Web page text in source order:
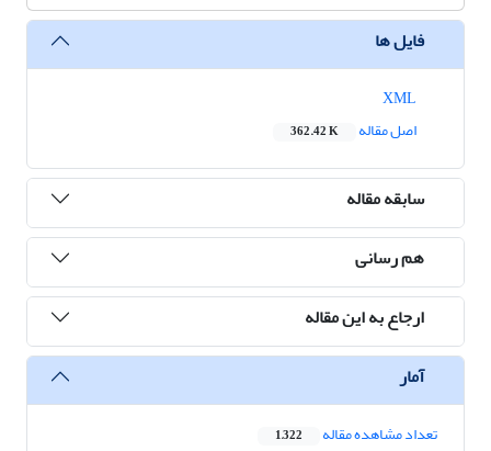
فایل ها
اصل مقاله
362.42 K
سابقه مقاله
هم رسانی
ارجاع به این مقاله
آمار
تعداد مشاهده مقاله 1,322